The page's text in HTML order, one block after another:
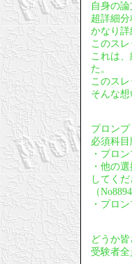
自身の
超詳細分
かなり詳
このスレ
これは
た。
このス
そんな
プロンプ
必須科目
・プロ
・他の
してく
（
・プロ
どうか
受験者全